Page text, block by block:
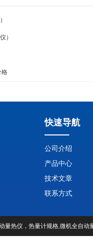
）
格
快速导航
公司介绍
产品中心
技术文章
联系方式
量热仪，热量计规格,微机全自